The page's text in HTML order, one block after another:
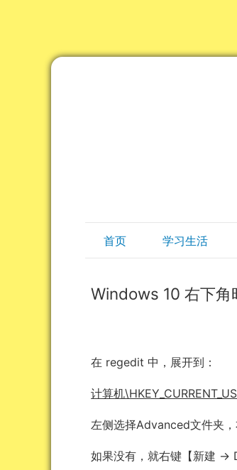
首页 学习生活
Windows 10 右下角
在 regedit 中，展开到：
计算机
左侧选择Advanced文件夹
如果没有，就右键【新建 -